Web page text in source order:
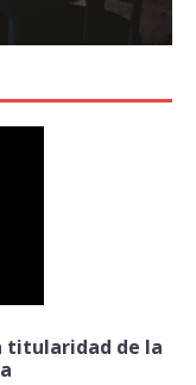
titularidad de la